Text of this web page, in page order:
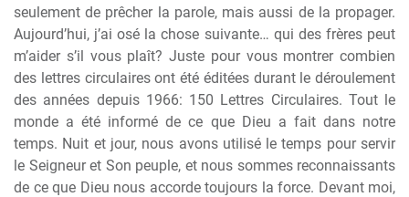
seulement de prêcher la parole, mais aussi de la propager.
Aujourd’hui, j’ai osé la chose suivante… qui des frères peut
m’aider s’il vous plaît? Juste pour vous montrer combien
des lettres circulaires ont été éditées durant le déroulement
des années depuis 1966: 150 Lettres Circulaires. Tout le
monde a été informé de ce que Dieu a fait dans notre
temps. Nuit et jour, nous avons utilisé le temps pour servir
le Seigneur et Son peuple, et nous sommes reconnaissants
de ce que Dieu nous accorde toujours la force. Devant moi,